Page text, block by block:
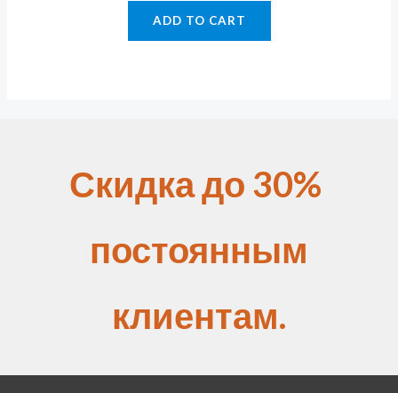
ADD TO CART
Скидка до 30%
постоянным
клиентам.